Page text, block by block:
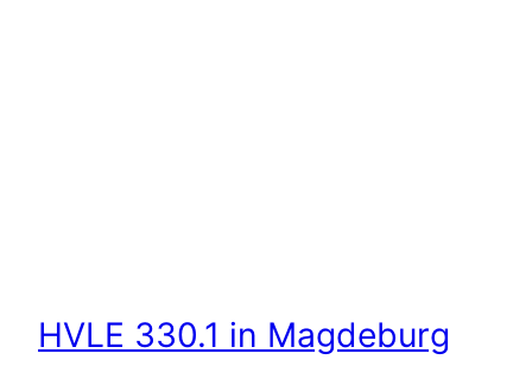
HVLE 330.1 in Magdeburg